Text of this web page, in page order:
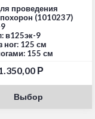
проведения
(1010237)
в125эк-9
ног: 125 см
155 см
Р
Выбор